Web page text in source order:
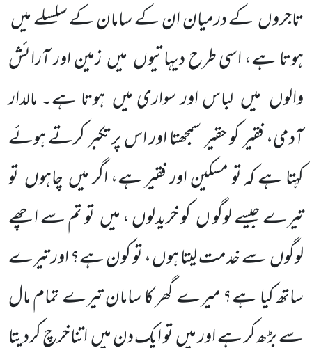
تاجروںکے درمیان ان کے سامان کے سلسلے میں
ہوتا ہے، اسی طرح دیہاتیوں میںزمین اور آرائش
والوں میں لباس اور سواری میں ہوتا ہے۔ مالدار
آدمی، فقیر کو حقیر سمجھتا اور اس پر تکبر کرتے ہوئے
کہتا ہے کہ تو مسکین اور فقیر ہے، اگر میںچاہوںتو
تیرے جیسے لوگو ںکو خریدلوں ، میںتو تم سے اچھے
لوگوںسے خدمت لیتا ہوں ، تو کون ہے؟ اور تیرے
ساتھ کیا ہے؟ میرے گھر کا سامان تیرے تمام مال
سے بڑھ کر ہے اور میںتو ایک دن میںاتنا خرچ کردیتا